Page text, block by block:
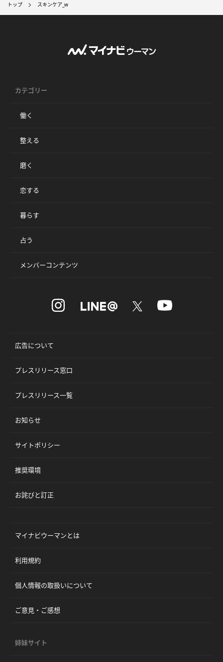
トップ スキンケア_w
カテゴリー
働く
整える
磨く
恋する
暮らす
占う
メンバーコンテンツ
広告について
プレスリリース窓口
プレスリリース一覧
お知らせ
サイトポリシー
推奨環境
お詫びと訂正
マイナビウーマンとは
利用規約
個人情報の取扱いについて
ご意見・ご感想
姉妹サイト